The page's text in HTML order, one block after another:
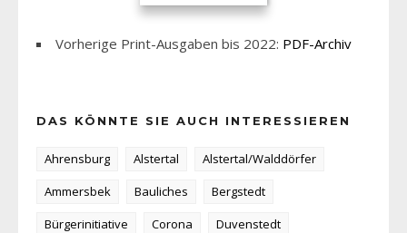
Vorherige Print-Ausgaben bis 2022: PDF-Archiv
DAS KÖNNTE SIE AUCH INTERESSIEREN
Ahrensburg Alstertal
Alstertal/Walddörfer
Ammersbek
Bauliches
Bergstedt
Bürgerinitiative
Corona
Duvenstedt